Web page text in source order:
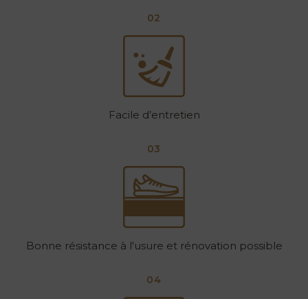
02
Facile d’entretien
03
Bonne résistance à l'usure et rénovation possible
04